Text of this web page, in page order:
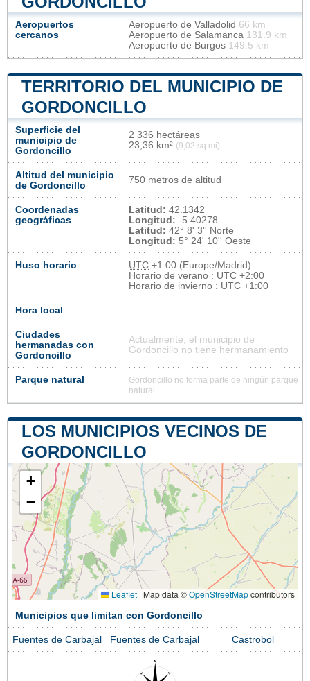
Aeropuertos
cercanos
Aeropuerto de Valladolid 66 km
Aeropuerto de Salamanca 131.9 km
Aeropuerto de Burgos 149.5 km
TERRITORIO DEL MUNICIPIO DE
GORDONCILLO
Superficie del
municipio de
Gordoncillo
2 336 hectáreas
23,36 km² (9,02 sq mi)
Altitud del municipio
de Gordoncillo
750 metros de altitud
Coordenadas
geográficas
Latitud: 42.1342
Longitud: -5.40278
Latitud: 42° 8' 3'' Norte
Longitud: 5° 24' 10'' Oeste
Huso horario UTC +1:00 (Europe/Madrid)
Horario de verano : UTC +2:00
Horario de invierno : UTC +1:00
Hora local
Ciudades
hermanadas con
Gordoncillo
Actualmente, el municipio de
Gordoncillo no tiene hermanamiento
Parque natural
Gordoncillo no forma parte de ningún parque
natural
LOS MUNICIPIOS VECINOS DE
GORDONCILLO
+
−
Leaflet | Map data ©OpenStreetMapcontributors
Municipios que limitan con Gordoncillo
Fuentes de Carbajal Fuentes de Carbajal Castrobol